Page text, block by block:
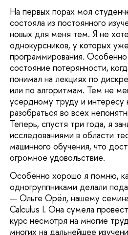
На первых порах моя
состояла из постоянного
новых для меня тем. Я не
однокурсников, у которых
программирования.
состояние потерянности,
понимал на лекциях по
или по алгоритмам. Тем не
усердному труду и интересу
разобраться во всех
Теперь, спустя три года, я
исследованиями в области
машинного обучения, что
огромное удовольствие.
Особенно хорошо я помню,
одногруппниками делали
— Ольге Орёл, нашему
Calculus I. Она сумела
курс несмотря на многие
многих на дальнейшее